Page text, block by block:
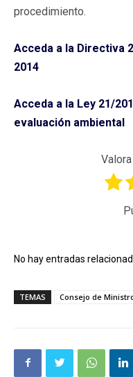
procedimiento.
Acceda a la Directiva
2014
Acceda a la Ley 21/
evaluación ambiental
No hay entradas
TEMAS Consejo de